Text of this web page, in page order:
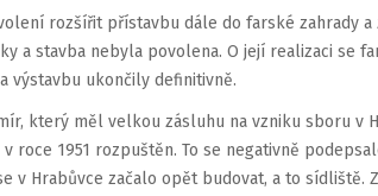
rozšířit přístavbu dále do farské zahrady
a stavba nebyla povolena. O její realizaci se
výstavbu ukončily definitivně.
který měl velkou zásluhu na vzniku sboru v
roce 1951 rozpuštěn. To se negativně
v Hrabůvce začalo opět budovat, a to sídliště.